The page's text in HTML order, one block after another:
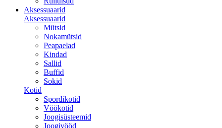
Aksessuaarid
Aksessuaarid
Mütsid
Nokamütsid
Peapaelad
Kindad
Sallid
Buffid
Sokid
Kotid
Spordikotid
Vöökotid
Joogisüsteemid
Joogivööd